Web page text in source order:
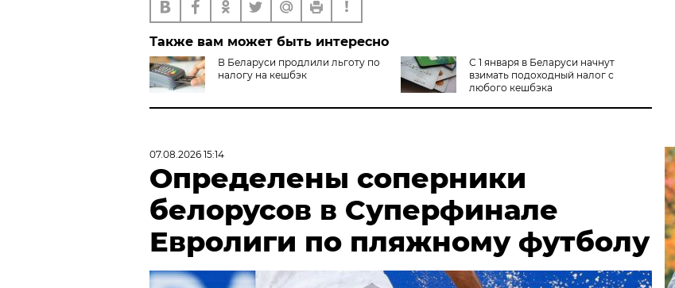
Также вам может быть интересно
В Беларуси продлили льготу по
налогу на кешбэк
С 1 января в Беларуси начнут
взимать подоходный налог с
любого кешбэка
07.08.2026 15:14
Определены соперники
белорусов в Суперфинале
Евролиги по пляжному футболу